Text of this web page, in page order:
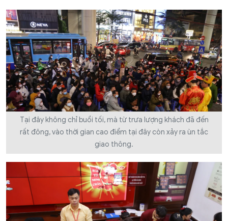
Tại đây không chỉ buổi tối, mà từ trưa lượng khách đã đến
rất đông, vào thời gian cao điểm tại đây còn xảy ra ùn tắc
giao thông.